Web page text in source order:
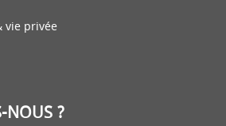
vie privée
NOUS ?